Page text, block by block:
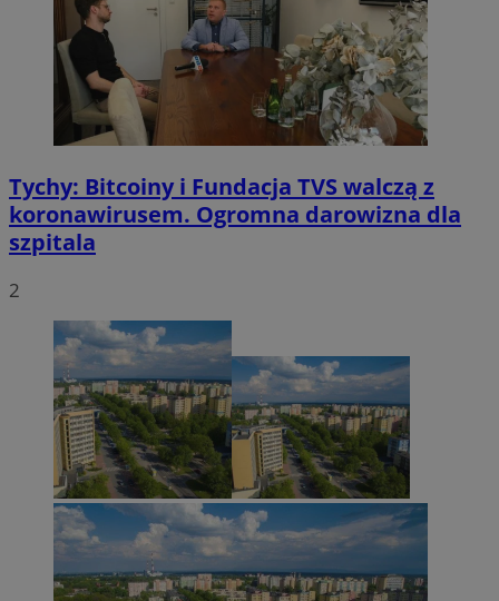
Tychy: Bitcoiny i Fundacja TVS walczą z
koronawirusem. Ogromna darowizna dla
szpitala
2